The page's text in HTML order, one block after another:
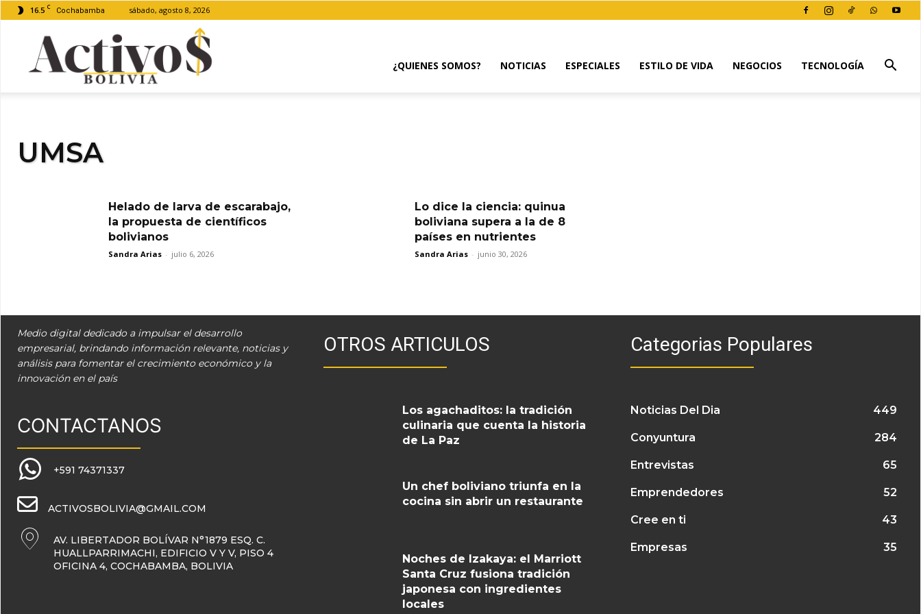
16.5 C Cochabamba sábado, agosto 8, 2026
¿QUIENES SOMOS? NOTICIAS ESPECIALES ESTILO DE VIDA NEGOCIOS TECNOLOGÍA
UMSA
Helado de larva de escarabajo,
la propuesta de científicos
bolivianos
Sandra Arias - julio 6, 2026
Lo dice la ciencia: quinua
boliviana supera a la de 8
países en nutrientes
Sandra Arias - junio 30, 2026
Medio digital dedicado a impulsar el desarrollo
empresarial, brindando información relevante, noticias y
análisis para fomentar el crecimiento económico y la
innovación en el país
CONTACTANOS
+591 74371337
ACTIVOSBOLIVIA@GMAIL.COM
AV. LIBERTADOR BOLÍVAR N°1879 ESQ. C.
HUALLPARRIMACHI, EDIFICIO V Y V, PISO 4
OFICINA 4, COCHABAMBA, BOLIVIA
OTROS ARTICULOS
Los agachaditos: la tradición
culinaria que cuenta la historia
de La Paz
Un chef boliviano triunfa en la
cocina sin abrir un restaurante
Noches de Izakaya: el Marriott
Santa Cruz fusiona tradición
japonesa con ingredientes
locales
Categorias Populares
Noticias Del Dia 449
Conyuntura 284
Entrevistas 65
Emprendedores 52
Cree en ti 43
Empresas 35